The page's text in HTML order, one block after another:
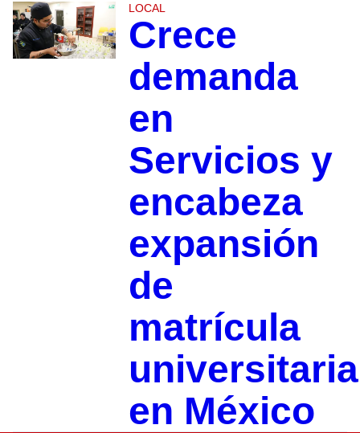
LOCAL
Crece
demanda
en
Servicios y
encabeza
expansión
de
matrícula
universitaria
en México